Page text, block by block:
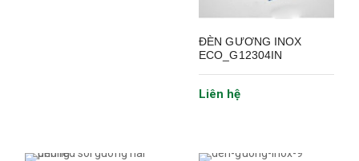
ĐÈN GƯƠNG INOX
ECO_G12304IN
Liên hệ